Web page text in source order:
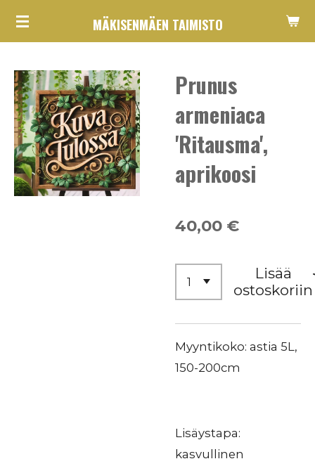
Siirry
MÄKISENMÄEN TAIMISTO
Prunus
armeniaca
'Ritausma',
aprikoosi
40,00 €
Lisää
ostoskoriin
Myyntikoko: astia 5L,
150-200cm
Lisäystapa:
kasvullinen